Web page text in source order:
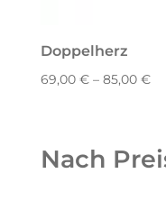
Doppelherz
69,00 €– 85,00 €
Nach